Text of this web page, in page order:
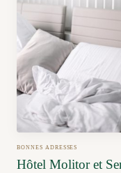
BONNES ADRESSES
Hôtel Molitor et